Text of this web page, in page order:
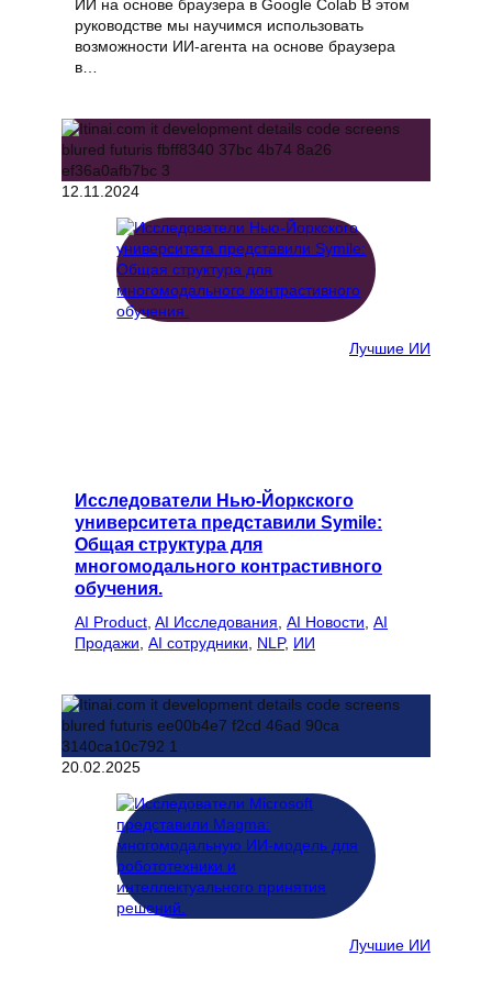
ИИ на основе браузера в Google Colab В этом
руководстве мы научимся использовать
возможности ИИ-агента на основе браузера
в…
12.11.2024
Лучшие ИИ
Исследователи Нью-Йоркского
университета представили Symile:
Общая структура для
многомодального контрастивного
обучения.
AI Product AI Исследования AI Новости AI
Продажи AI сотрудники NLP, ИИ
20.02.2025
Лучшие ИИ